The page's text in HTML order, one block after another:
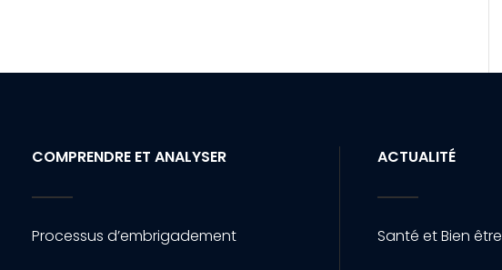
COMPRENDRE ET ANALYSER
Processus d’embrigadement
ACTUALITÉ
Santé et Bien être